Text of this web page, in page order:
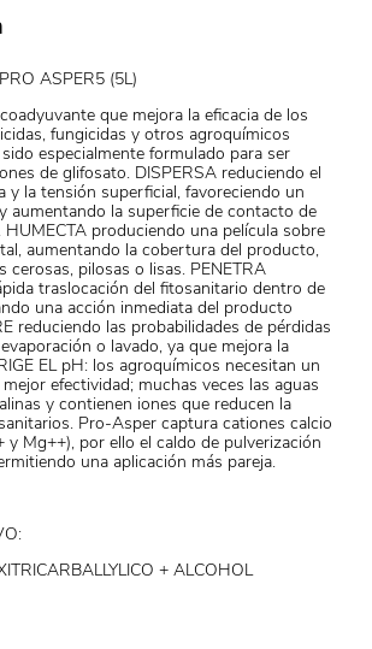
ASPER5 (5L)
que mejora la eficacia de los
fungicidas y otros agroquímicos
especialmente formulado para ser
de glifosato. DISPERSA reduciendo el
y la tensión superficial, favoreciendo un
aumentando la superficie de contacto de
HUMECTA produciendo una película sobre
aumentando la cobertura del producto,
cerosas, pilosas o lisas. PENETRA
traslocación del fitosanitario dentro de
una acción inmediata del producto
reduciendo las probabilidades de pérdidas
o lavado, ya que mejora la
EL pH: los agroquímicos necesitan un
efectividad; muchas veces las aguas
y contienen iones que reducen la
Pro-Asper captura cationes calcio
y Mg++), por ello el caldo de pulverización
una aplicación más pareja.
+ ALCOHOL